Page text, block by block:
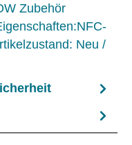
Zubehör
Neu /